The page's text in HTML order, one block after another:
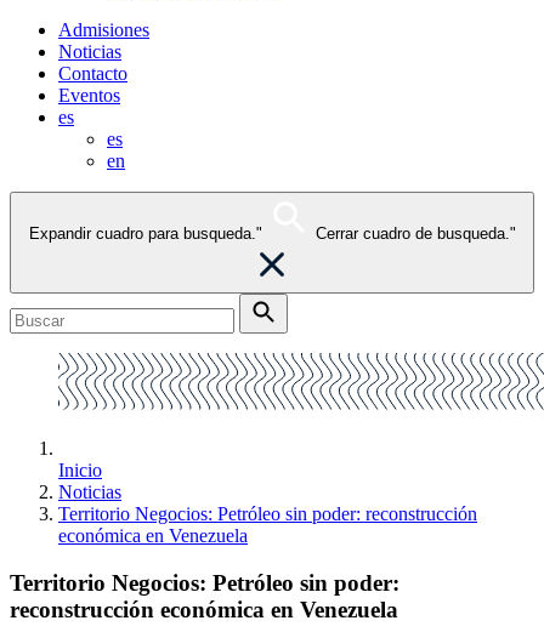
Admisiones
Noticias
Contacto
Eventos
es
es
en
Expandir cuadro para busqueda." Cerrar cuadro de busqueda."
Inicio
Noticias
Territorio Negocios: Petróleo sin poder: reconstrucción
económica en Venezuela
Territorio Negocios: Petróleo sin poder:
reconstrucción económica en Venezuela